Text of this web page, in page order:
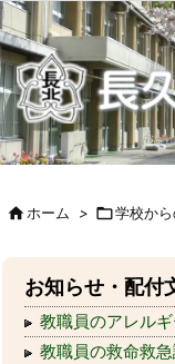
HOME 北小について
ＰＴＡ手帳（Web版）
学校からの配付物（学年
ホーム > 学校から
お知らせ・配付
教職員のアレル
教職員の救命救